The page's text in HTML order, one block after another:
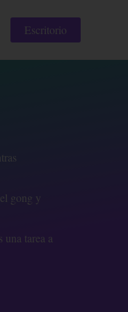
Escritorio
gong y
una tarea a